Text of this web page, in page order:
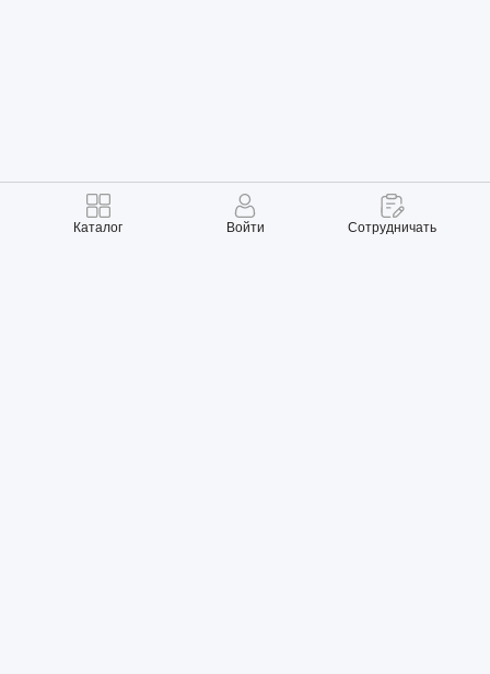
Каталог Войти Сотрудничать